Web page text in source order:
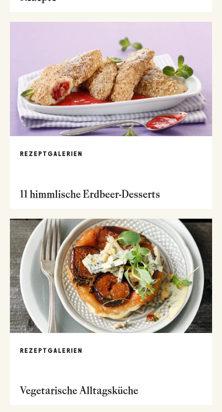
REZEPTGALERIEN
11 himmlische Erdbeer-Desserts
REZEPTGALERIEN
Vegetarische Alltagsküche